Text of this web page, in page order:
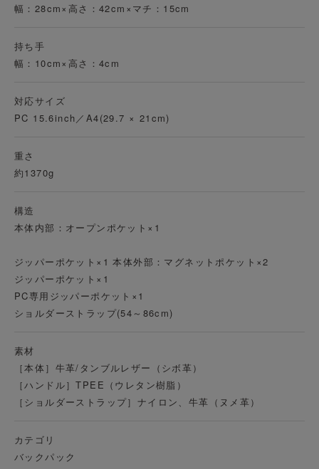
幅：28cm×高さ：42cm×マチ：15cm
持ち手
幅：10cm×高さ：4cm
対応サイズ
PC 15.6inch／A4(29.7 × 21cm)
重さ
約1370g
構造
本体内部：オープンポケット×1
ジッパーポケット×1 本体外部：マグネットポケット×2
ジッパーポケット×1
PC専用ジッパーポケット×1
ショルダーストラップ(54～86cm)
素材
［本体］ 牛革/タンブルレザー（シボ革）
［ハンドル］TPEE（ウレタン樹脂）
［ショルダーストラップ］ナイロン、牛革（ヌメ革）
カテゴリ
バックパック